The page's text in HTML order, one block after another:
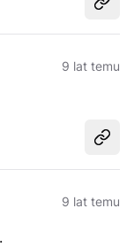
9 lat temu
9 lat temu